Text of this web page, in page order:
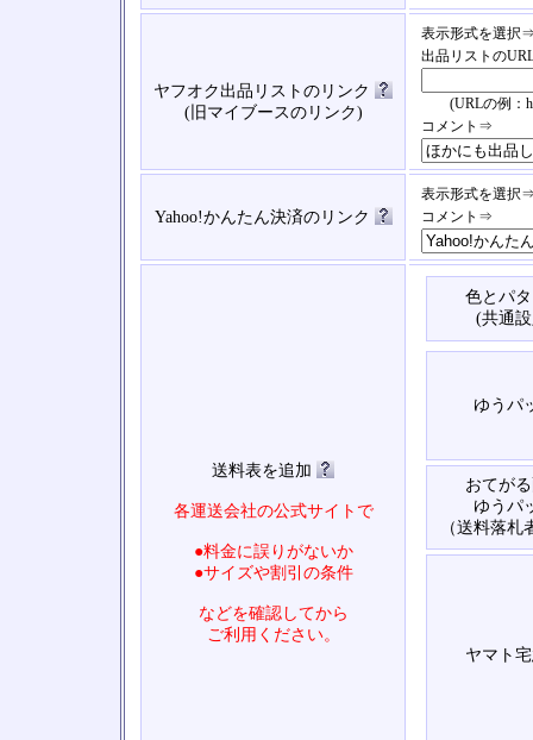
ヤフオク出品リストのリンク
(旧マイブースのリンク)
表示形式を選択
出品リストの
(URLの例：
コメント⇒
Yahoo!かんたん決済のリンク
表示形式を選択
コメント⇒
送料表を追加
各運送会社の公式サイトで
●料金に誤りがないか
●サイズや割引の条件
などを確認してから
ご利用ください。
色とパ
(共通
ゆうパ
おてが
ゆうパ
（送料落札
ヤマト